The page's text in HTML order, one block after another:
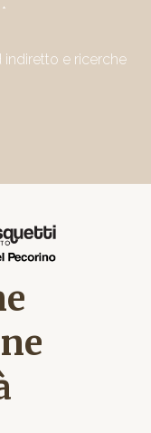
indiretto e ricerche